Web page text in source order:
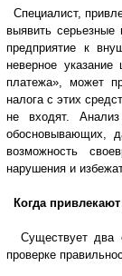
Специалист,
выявить серьезные
предприятие к
неверное
платежа», может
налога с этих
не входят.
обосновывающих,
возможность
нарушения и
Когда
Существует два
проверке